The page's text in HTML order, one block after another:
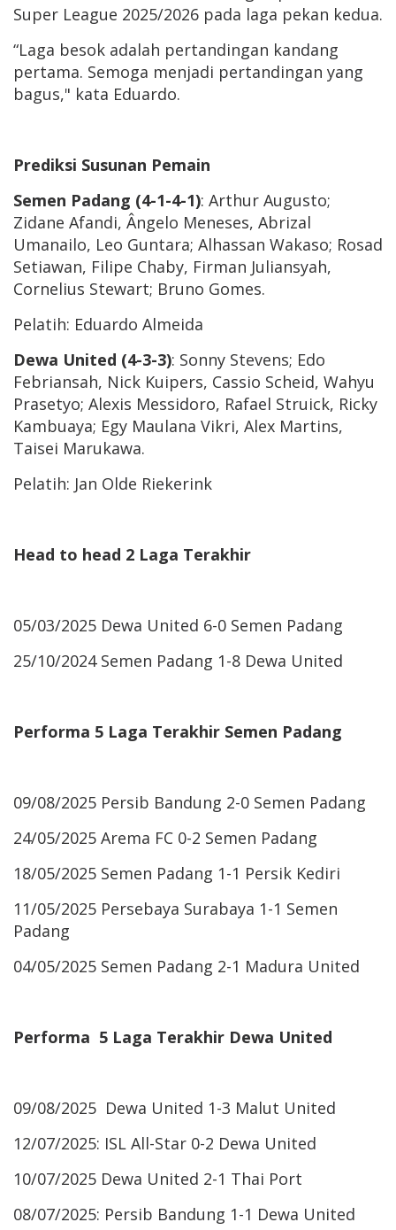
Super League 2025/2026 pada laga pekan kedua.
“Laga besok adalah pertandingan kandang
pertama. Semoga menjadi pertandingan yang
bagus," kata Eduardo.
Prediksi Susunan Pemain
Semen Padang (4-1-4-1): Arthur Augusto;
Zidane Afandi, Ângelo Meneses, Abrizal
Umanailo, Leo Guntara; Alhassan Wakaso; Rosad
Setiawan, Filipe Chaby, Firman Juliansyah,
Cornelius Stewart; Bruno Gomes.
Pelatih: Eduardo Almeida
Dewa United (4-3-3): Sonny Stevens; Edo
Febriansah, Nick Kuipers, Cassio Scheid, Wahyu
Prasetyo; Alexis Messidoro, Rafael Struick, Ricky
Kambuaya; Egy Maulana Vikri, Alex Martins,
Taisei Marukawa.
Pelatih: Jan Olde Riekerink
Head to head 2 Laga Terakhir
05/03/2025 Dewa United 6-0 Semen Padang
25/10/2024 Semen Padang 1-8 Dewa United
Performa 5 Laga Terakhir Semen Padang
09/08/2025 Persib Bandung 2-0 Semen Padang
24/05/2025 Arema FC 0-2 Semen Padang
18/05/2025 Semen Padang 1-1 Persik Kediri
11/05/2025 Persebaya Surabaya 1-1 Semen
Padang
04/05/2025 Semen Padang 2-1 Madura United
Performa 5 Laga Terakhir Dewa United
09/08/2025 Dewa United 1-3 Malut United
12/07/2025: ISL All-Star 0-2 Dewa United
10/07/2025 Dewa United 2-1 Thai Port
08/07/2025: Persib Bandung 1-1 Dewa United